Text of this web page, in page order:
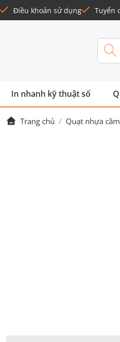
Điều khoản sử dụng Tuyển
In nhanh kỹ thuật số
Trang chủ / Quạt nhựa